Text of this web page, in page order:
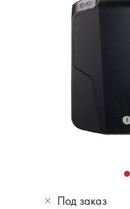
Под заказ